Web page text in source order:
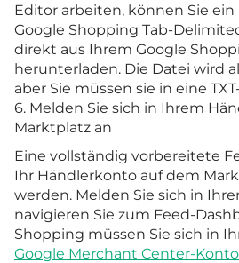
Editor arbeiten, können Sie
Google Shopping Tab-
direkt aus Ihrem Google
herunterladen. Die Datei wird
aber Sie müssen sie in eine
6. Melden Sie sich in Ihrem
Marktplatz an
Eine vollständig vorbereitete
Ihr Händlerkonto auf dem
werden. Melden Sie sich in
navigieren Sie zum Feed-
Shopping müssen Sie sich in
Google Merchant Center-Konto